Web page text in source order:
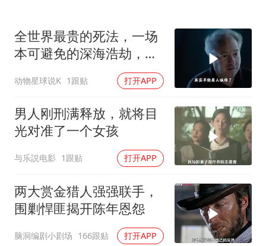
郑国霖回应去景区上班被保安拦下
感觉全东北都在等7号
奋进开新局 实干挑大梁
全世界最贵的死法，一场
本可避免的深海浩劫，
180万一张深海船票，载
着5名追梦人奔赴3800米
深海
动物星球说K 1跟贴 打开APP
男人刚刑满释放，就将目
光对准了一个女孩
与乐説电影 1跟贴 打开APP
两大赏金猎人强强联手，
围剿悍匪揭开陈年恩怨
脑洞编剧小剧场 166跟贴 打开APP